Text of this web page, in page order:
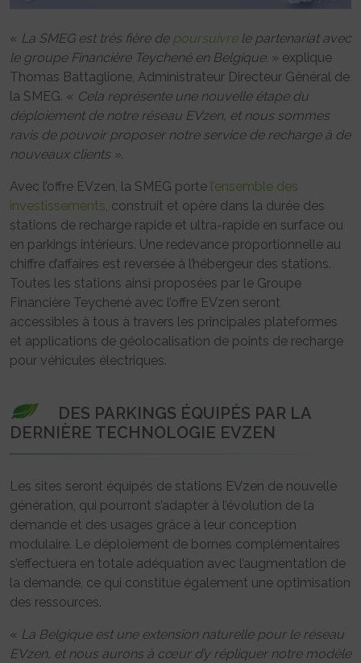
« La SMEG est très fière de poursuivrele partenariat avec
le groupe Financière Teychené en Belgique. » explique
Thomas Battaglione, Administrateur Directeur Général de
la SMEG. « Cela représente une nouvelle étape du
déploiement de notre réseau EVzen, et nous sommes
ravis de pouvoir proposer notre service de recharge à de
nouveaux clients ».
Avec l’offre EVzen, la SMEG porte l’ensemble des
investissements, construit et opère dans la durée des
stations de recharge rapide et ultra-rapide en surface ou
en parkings intérieurs. Une redevance proportionnelle au
chiffre d’affaires est reversée à l’hébergeur des stations.
Toutes les stations ainsi proposées par le Groupe
Financière Teychené avec l’offre EVzen seront
accessibles à tous à travers les principales plateformes
et applications de géolocalisation de points de recharge
pour véhicules électriques.
DES PARKINGS ÉQUIPÉS PAR LA
DERNIÈRE TECHNOLOGIE EVZEN
Les sites seront équipés de stations EVzen de nouvelle
génération, qui pourront s’adapter à l’évolution de la
demande et des usages grâce à leur conception
modulaire. Le déploiement de bornes complémentaires
s’effectuera en totale adéquation avec l’augmentation de
la demande, ce qui constitue également une optimisation
des ressources.
« La Belgique est une extension naturelle pour le réseau
EVzen, et nous aurons à cœur d’y répliquer notre modèle